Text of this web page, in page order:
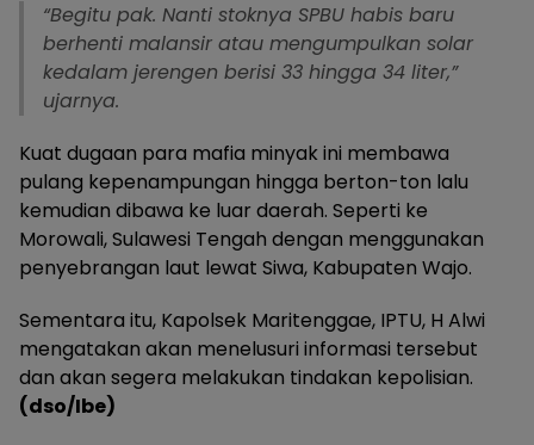
“Begitu pak. Nanti stoknya SPBU habis baru
berhenti malansir atau mengumpulkan solar
kedalam jerengen berisi 33 hingga 34 liter,”
ujarnya.
Kuat dugaan para mafia minyak ini membawa
pulang kepenampungan hingga berton-ton lalu
kemudian dibawa ke luar daerah. Seperti ke
Morowali, Sulawesi Tengah dengan menggunakan
penyebrangan laut lewat Siwa, Kabupaten Wajo.
Sementara itu, Kapolsek Maritenggae, IPTU, H Alwi
mengatakan akan menelusuri informasi tersebut
dan akan segera melakukan tindakan kepolisian.
(dso/Ibe)